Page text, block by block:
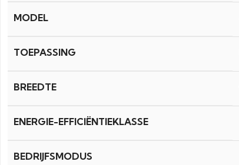
MODEL
TOEPASSING
BREEDTE
ENERGIE-EFFICIËNTIEKLASSE
BEDRIJFSMODUS